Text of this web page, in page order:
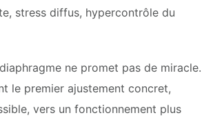
stress diffus, hypercontrôle du
ne promet pas de miracle.
le premier ajustement concret,
vers un fonctionnement plus